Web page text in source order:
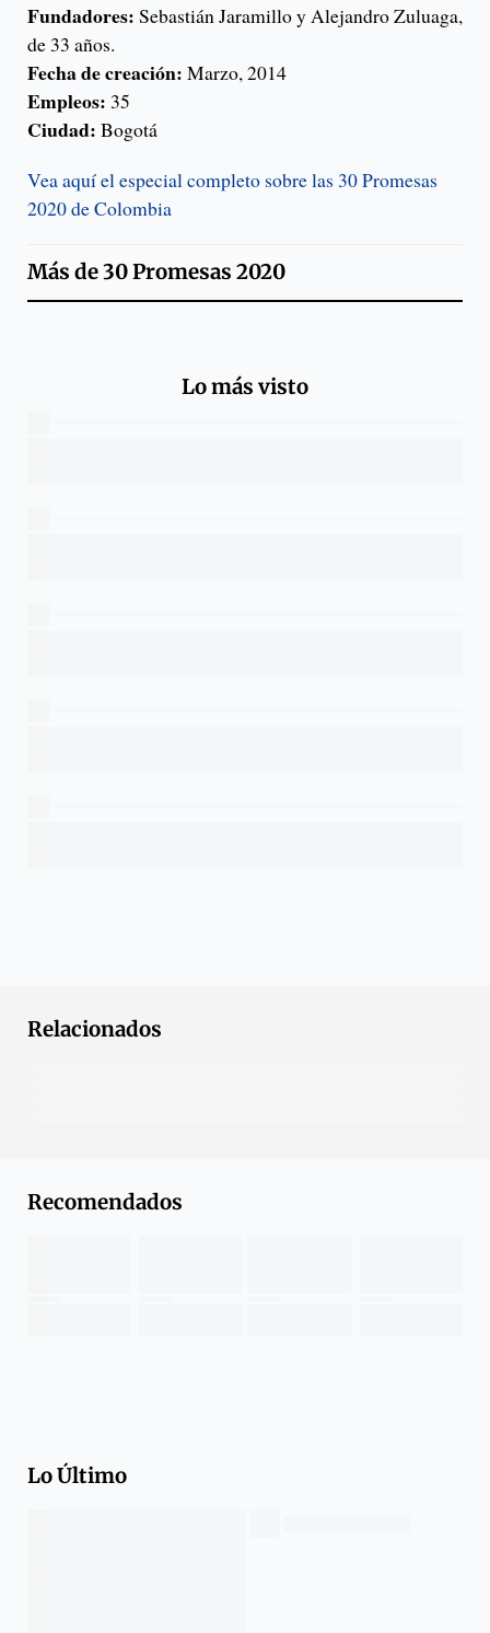
Fundadores: Sebastián Jaramillo y Alejandro Zuluaga,
de 33 años.
Fecha de creación: Marzo, 2014
Empleos: 35
Ciudad: Bogotá
Vea aquí el especial completo sobre las 30 Promesas
2020 de Colombia
Más de30 Promesas 2020
Lo más visto
Relacionados
Recomendados
Lo Último